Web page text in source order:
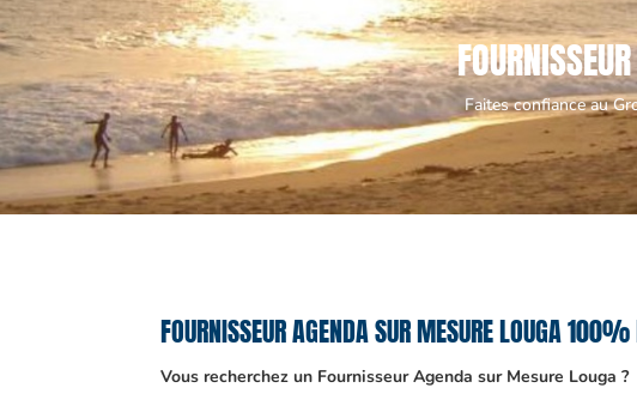
Faites confiance au
FOURNISSEUR AGENDA SUR MESURE LOUGA
Vous recherchez un Fournisseur Agenda sur Mesure Louga ?